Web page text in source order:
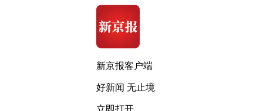
新京报客户端
好新闻 无止境
立即打开